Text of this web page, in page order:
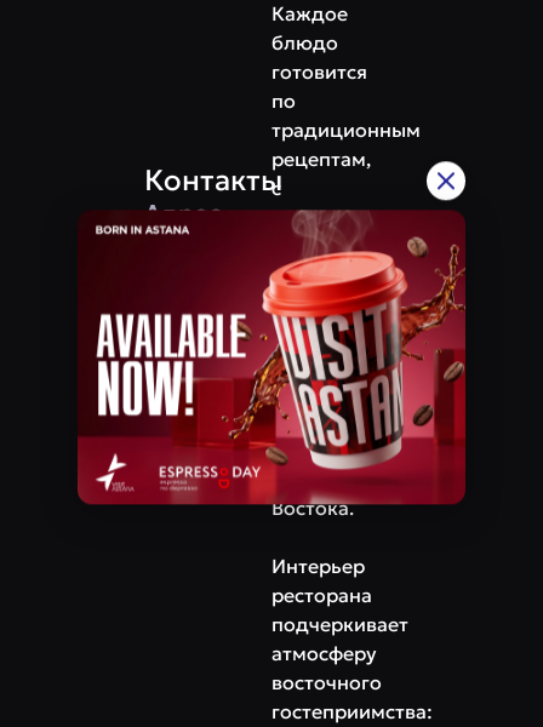
Каждое
блюдо
готовится
по
традиционным
рецептам,
с
использованием
натуральных
специй
и
свежих
продуктов,
чтобы
передать
настоящий
вкус
Востока.
Интерьер
ресторана
подчеркивает
атмосферу
восточного
гостеприимства:
Контакты
Адрес
​Проспект Туран, 44/2
+7‒702‒235‒09‒88